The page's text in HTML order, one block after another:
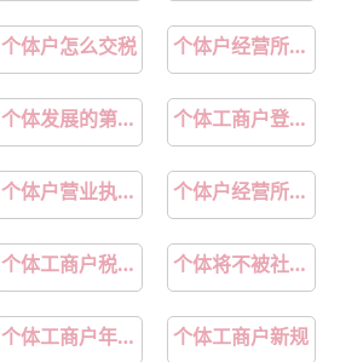
个体户怎么交税 个体户经营所得税核定征收怎么计算
个体发展的第一反抗期是指哪个期 个体工商户登记管理规定
个体户营业执照名字 个体户经营所得税率表2025最新版最新
个体工商户税收优惠政策 个体将不被社会所接受的冲动转化为社会赞许
个体工商户年报网上申报系统入口官网 个体工商户新规